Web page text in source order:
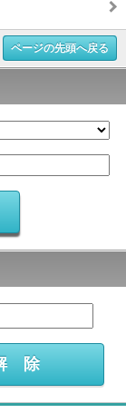
ページの先頭へ戻る